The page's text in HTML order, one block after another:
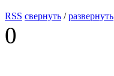
RSS свернуть /развернуть
0